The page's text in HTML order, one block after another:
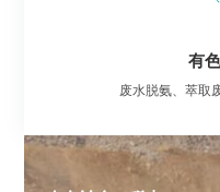
有
废水脱氨、萃取